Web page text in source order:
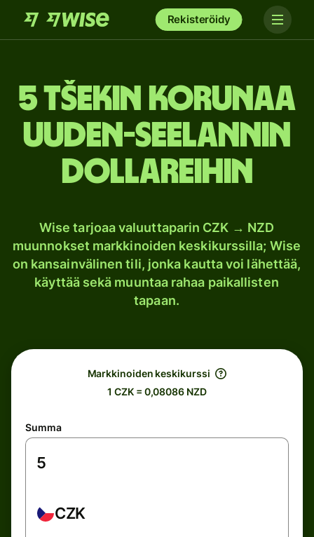
Rekisteröidy
5 Tšekin korunaa
Uuden-Seelannin
dollareihin
Wise tarjoaa valuuttaparin CZK → NZD
muunnokset markkinoiden keskikurssilla; Wise
on kansainvälinen tili, jonka kautta voi lähettää,
käyttää sekä muuntaa rahaa paikallisten
tapaan.
Markkinoiden keskikurssi
1 CZK = 0,08086 NZD
Summa
CZK